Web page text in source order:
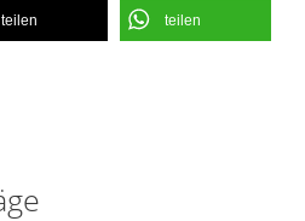
teilen teilen